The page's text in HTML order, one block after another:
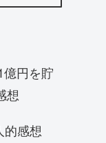
億円を貯
想
的感想